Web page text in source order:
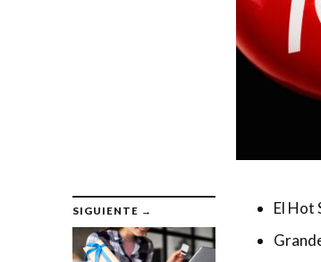
SIGUIENTE →
El Hot